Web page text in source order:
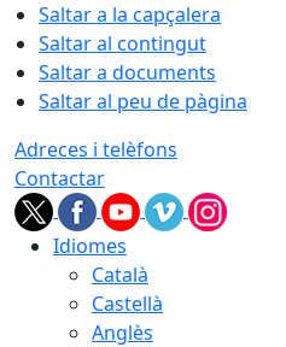
Saltar a la capçalera
Saltar al contingut
Saltar a documents
Saltar al peu de pàgina
Adreces i telèfons
Contactar
Idiomes
Català
Castellà
Anglès